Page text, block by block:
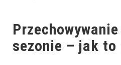
sezonie – jak to